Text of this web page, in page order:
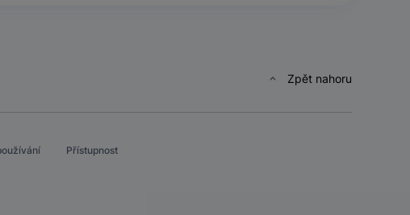
Zpět nahoru
Přístupnost